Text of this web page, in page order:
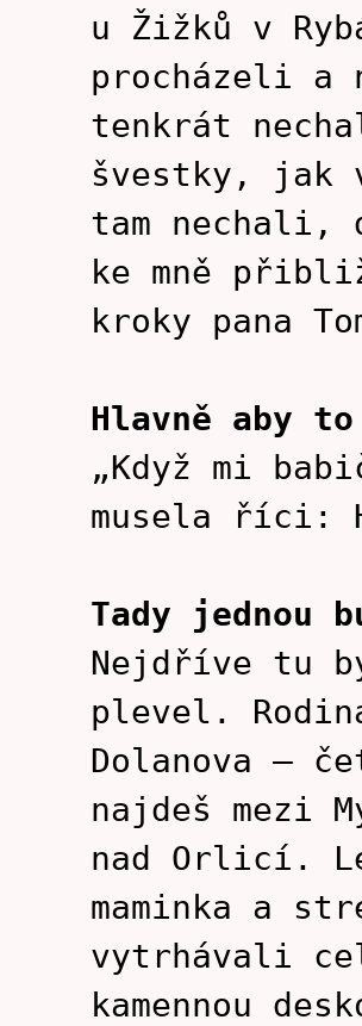
u Žižků v
procházeli a
tenkrát
švestky, jak
tam nechali,
ke mně
kroky pana
Hlavně aby
„Když mi
musela říci:
Tady jednou
Nejdříve tu
plevel.
Dolanova –
najdeš mezi
nad Orlicí.
maminka a
vytrhávali
kamennou